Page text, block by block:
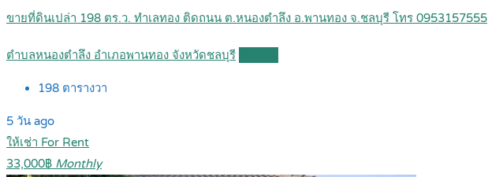
ขายที่ดินเปล่า 198 ตร.ว. ทำเลทอง ติดถนน ต.หนองตำลึง อ.พานทอง จ.ชลบุรี โทร 0953157555
ตำบลหนองตำลึง อำเภอพานทอง จังหวัดชลบุรี
198 ตารางวา
5 วัน ago
ให้เช่า For Rent
33,000฿ Monthly